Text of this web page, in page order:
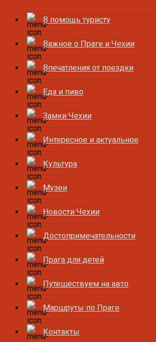
В помощь туристу
Важное о Праге и Чехии
Впечатления от поездки
Еда и пиво
Замки Чехии
Интересное и актуальное
Культура
Музеи
Новости Чехии
Достопримечательности
Прага для детей
Путешествуем на авто
Маршруты по Праге
Контакты